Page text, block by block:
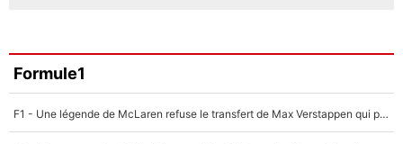
Formule1
F1 - Une légende de McLaren refuse le transfert de Max Verstappen qui pourrait «faire des vagues» et plomber l'ambiance dans l'équipe